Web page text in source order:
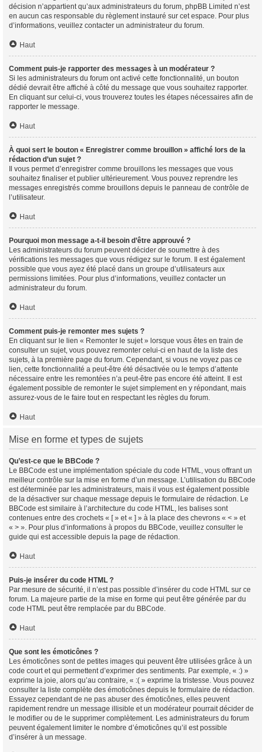
décision n’appartient qu’aux administrateurs du forum, phpBB Limited n’est
en aucun cas responsable du règlement instauré sur cet espace. Pour plus
d’informations, veuillez contacter un administrateur du forum.
Haut
Comment puis-je rapporter des messages à un modérateur ?
Si les administrateurs du forum ont activé cette fonctionnalité, un bouton
dédié devrait être affiché à côté du message que vous souhaitez rapporter.
En cliquant sur celui-ci, vous trouverez toutes les étapes nécessaires afin de
rapporter le message.
Haut
À quoi sert le bouton « Enregistrer comme brouillon » affiché lors de la
rédaction d’un sujet ?
Il vous permet d’enregistrer comme brouillons les messages que vous
souhaitez finaliser et publier ultérieurement. Vous pouvez reprendre les
messages enregistrés comme brouillons depuis le panneau de contrôle de
l’utilisateur.
Haut
Pourquoi mon message a-t-il besoin d’être approuvé ?
Les administrateurs du forum peuvent décider de soumettre à des
vérifications les messages que vous rédigez sur le forum. Il est également
possible que vous ayez été placé dans un groupe d’utilisateurs aux
permissions limitées. Pour plus d’informations, veuillez contacter un
administrateur du forum.
Haut
Comment puis-je remonter mes sujets ?
En cliquant sur le lien « Remonter le sujet » lorsque vous êtes en train de
consulter un sujet, vous pouvez remonter celui-ci en haut de la liste des
sujets, à la première page du forum. Cependant, si vous ne voyez pas ce
lien, cette fonctionnalité a peut-être été désactivée ou le temps d’attente
nécessaire entre les remontées n’a peut-être pas encore été atteint. Il est
également possible de remonter le sujet simplement en y répondant, mais
assurez-vous de le faire tout en respectant les règles du forum.
Haut
Mise en forme et types de sujets
Qu’est-ce que le BBCode ?
Le BBCode est une implémentation spéciale du code HTML, vous offrant un
meilleur contrôle sur la mise en forme d’un message. L’utilisation du BBCode
est déterminée par les administrateurs, mais il vous est également possible
de la désactiver sur chaque message depuis le formulaire de rédaction. Le
BBCode est similaire à l’architecture du code HTML, les balises sont
contenues entre des crochets « [ » et « ] » à la place des chevrons « < » et
« > ». Pour plus d’informations à propos du BBCode, veuillez consulter le
guide qui est accessible depuis la page de rédaction.
Haut
Puis-je insérer du code HTML ?
Par mesure de sécurité, il n’est pas possible d’insérer du code HTML sur ce
forum. La majeure partie de la mise en forme qui peut être générée par du
code HTML peut être remplacée par du BBCode.
Haut
Que sont les émoticônes ?
Les émoticônes sont de petites images qui peuvent être utilisées grâce à un
code court et qui permettent d’exprimer des sentiments. Par exemple, « :) »
exprime la joie, alors qu’au contraire, « :( » exprime la tristesse. Vous pouvez
consulter la liste complète des émoticônes depuis le formulaire de rédaction.
Essayez cependant de ne pas abuser des émoticônes, elles peuvent
rapidement rendre un message illisible et un modérateur pourrait décider de
le modifier ou de le supprimer complètement. Les administrateurs du forum
peuvent également limiter le nombre d’émoticônes qu’il est possible
d’insérer à un message.